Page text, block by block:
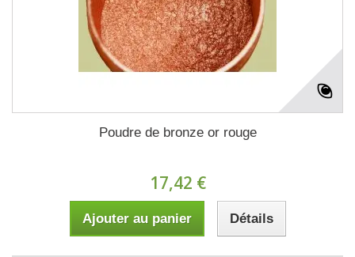
Poudre de bronze or rouge
17,42 €
Ajouter au panier Détails